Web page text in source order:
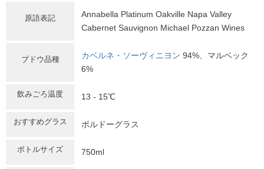
原語表記
Annabella Platinum Oakville Napa Valley
Cabernet Sauvignon Michael Pozzan Wines
ブドウ品種 カベルネ・ソーヴィニヨン 94%、マルベック
6%
飲みごろ温度 13 - 15℃
おすすめグラス ボルドーグラス
ボトルサイズ 750ml